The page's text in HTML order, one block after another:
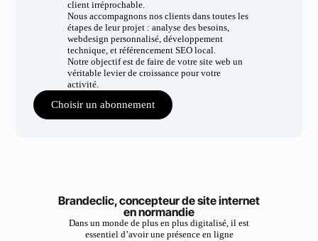
client irréprochable.
Nous accompagnons nos clients dans toutes les
étapes de leur projet : analyse des besoins,
webdesign personnalisé, développement
technique, et référencement SEO local.
Notre objectif est de faire de votre site web un
véritable levier de croissance pour votre
activité.
Choisir un abonnement
Brandeclic, concepteur de site internet
en normandie
Dans un monde de plus en plus digitalisé, il est
essentiel d’avoir une présence en ligne